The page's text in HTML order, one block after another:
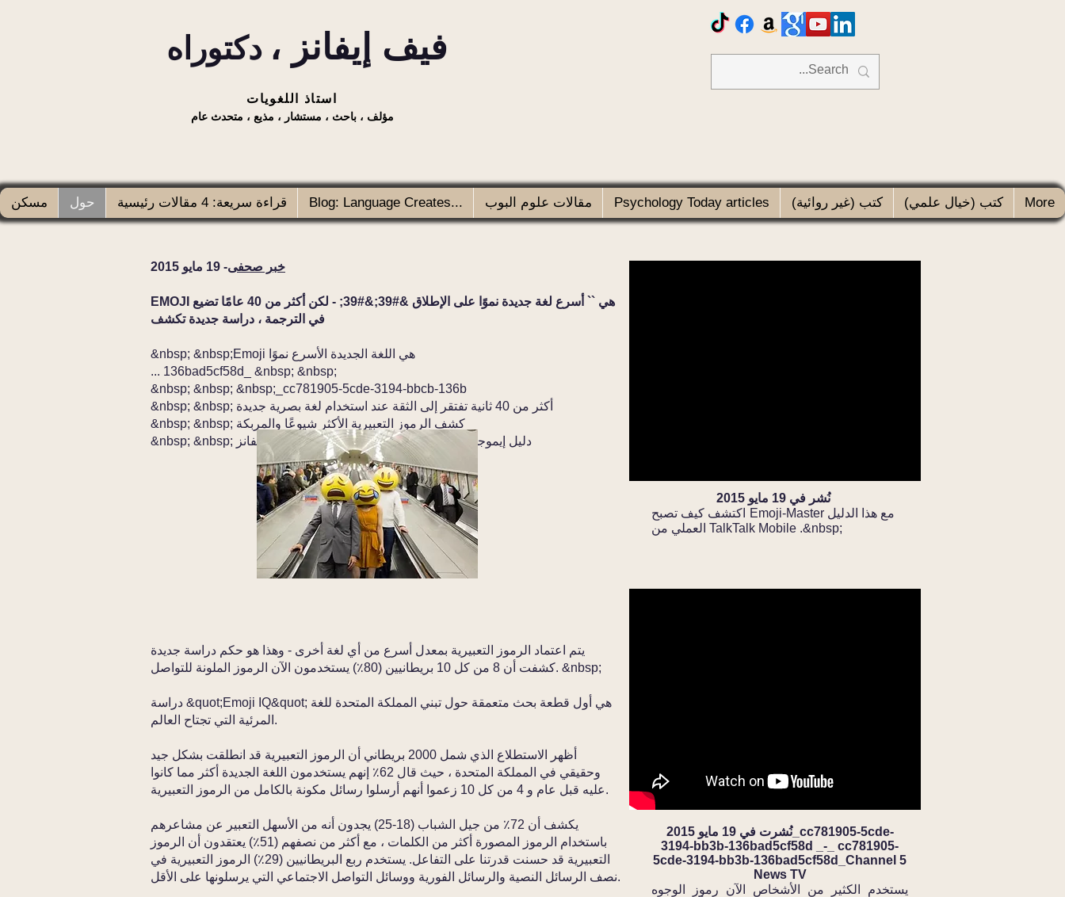
استاذ اللغويات
مؤلف ، باحث ، مستشار ، مذيع ، متحدث عام
فيف إيفانز ، دكتوراه
مسكن حول قراءة سريعة: 4 مقالات رئيسية Blog: Language Creates... مقالات علوم البوب Psychology Today articles كتب (غير روائية) كتب (خيال علمي) More
نُشرت في 19 مايو 2015_cc781905-5cde-
3194-bb3b-136bad5cf58d _-_ cc781905-
5cde-3194-bb3b-136bad5cf58d_Channel 5
News TV
يستخدم الكثير من الأشخاص الآن رموز الوجوه
نُشر في 19 مايو 2015
اكتشف كيف تصبح Emoji-Master مع هذا الدليل
العملي من TalkTalk Mobile .&nbsp;
خبر صحفى- 19 مايو 2015
EMOJI هي `` أسرع لغة جديدة نموًا على الإطلاق &#39;&#39; - لكن أكثر من 40 عامًا تضيع
في الترجمة ، دراسة جديدة تكشف
&nbsp; &nbsp;Emoji هي اللغة الجديدة الأسرع نموًا
... 136bad5cf58d_ &nbsp; &nbsp;
&nbsp; &nbsp; &nbsp;_cc781905-5cde-3194-bbcb-136b
&nbsp; &nbsp; أكثر من 40 ثانية تفتقر إلى الثقة عند استخدام لغة بصرية جديدة
&nbsp; &nbsp; كشف الرموز التعبيرية الأكثر شيوعًا والمربكة
&nbsp; &nbsp; دليل إيموجي الذي أطلقه أستاذ اللغويات الرائد - فيف إيفانز
يتم اعتماد الرموز التعبيرية بمعدل أسرع من أي لغة أخرى - وهذا هو حكم دراسة جديدة
كشفت أن 8 من كل 10 بريطانيين (80٪) يستخدمون الآن الرموز الملونة للتواصل. &nbsp;
دراسة &quot;Emoji IQ&quot; هي أول قطعة بحث متعمقة حول تبني المملكة المتحدة للغة
المرئية التي تجتاح العالم.
أظهر الاستطلاع الذي شمل 2000 بريطاني أن الرموز التعبيرية قد انطلقت بشكل جيد
وحقيقي في المملكة المتحدة ، حيث قال 62٪ إنهم يستخدمون اللغة الجديدة أكثر مما كانوا
عليه قبل عام و 4 من كل 10 زعموا أنهم أرسلوا رسائل مكونة بالكامل من الرموز التعبيرية.
يكشف أن 72٪ من جيل الشباب (18-25) يجدون أنه من الأسهل التعبير عن مشاعرهم
باستخدام الرموز المصورة أكثر من الكلمات ، مع أكثر من نصفهم (51٪) يعتقدون أن الرموز
التعبيرية قد حسنت قدرتنا على التفاعل. يستخدم ربع البريطانيين (29٪) الرموز التعبيرية في
نصف الرسائل النصية والرسائل الفورية ووسائل التواصل الاجتماعي التي يرسلونها على الأقل.